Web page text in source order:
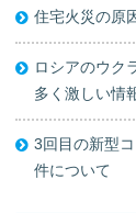
住宅火災の原
ロシアのウク
多く激しい情
3回目の新型
件について